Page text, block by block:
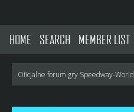
HOME SEARCH MEMBER LIST
Oficjalne forum gry Speedway-World